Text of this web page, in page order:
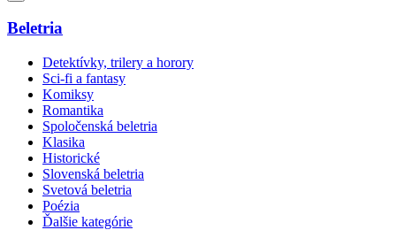
Beletria
Detektívky, trilery a horory
Sci-fi a fantasy
Komiksy
Romantika
Spoločenská beletria
Klasika
Historické
Slovenská beletria
Svetová beletria
Poézia
Ďalšie kategórie